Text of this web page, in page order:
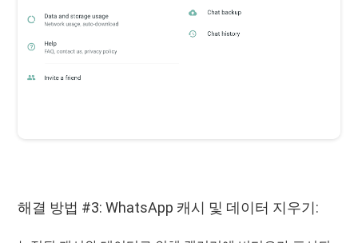
해결 방법 #3: WhatsApp 캐시 및 데이터 지우기: